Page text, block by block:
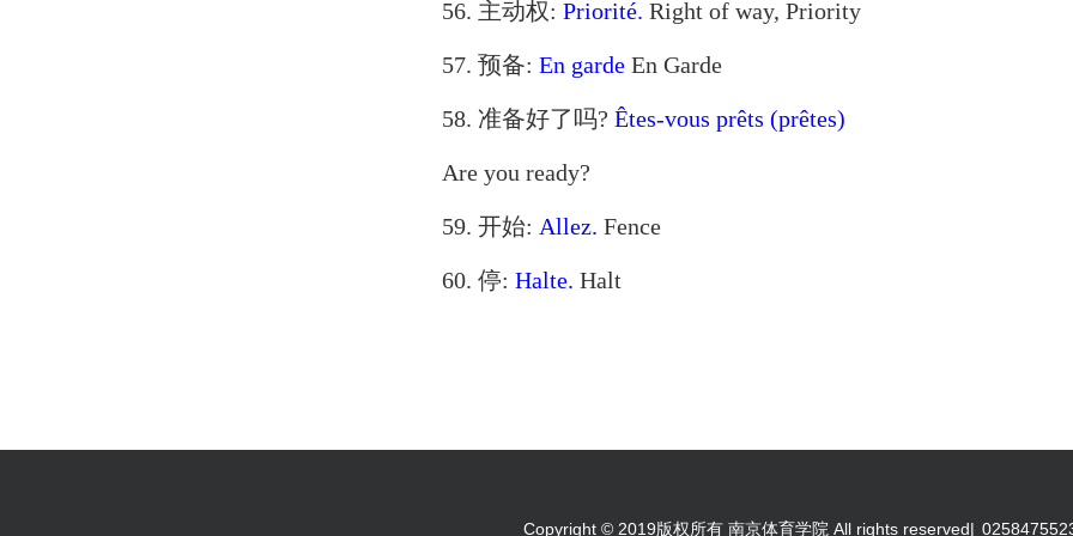
56. 主动权: Priorité. Right of way, Priority
57. 预备: En garde En Garde
58. 准备好了吗? Êtes-vous prêts (prêtes)
Are you ready?
59. 开始: Allez. Fence
60. 停: Halte. Halt
Copyright © 2019版权所有 南京体育学院 All rights reserved|